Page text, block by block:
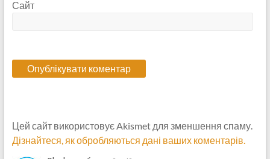
Сайт
Цей сайт використовує Akismet для зменшення спаму.
Дізнайтеся, як обробляються дані ваших коментарів.